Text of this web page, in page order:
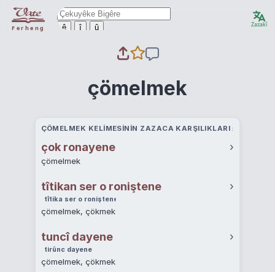
Ferheng ê î û Zazakî
çömelmek
ÇÖMELMEK KELIMESININ ZAZACA KARŞILIKLARI
çok ronayene ›
çömelmek
tîtikan ser o roniştene ›
tîtika ser o roniştene
çömelmek, çökmek
tuncî dayene ›
tirûnc dayene
çömelmek, çökmek